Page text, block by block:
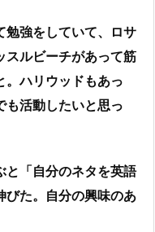
勉強をしていて、ロサ
スルビーチがあって筋
。ハリウッドもあっ
も活動したいと思っ
と「自分のネタを英語
びた。自分の興味のあ